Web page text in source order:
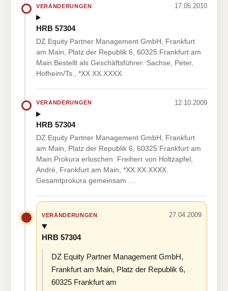
VERÄNDERUNGEN 17.05.2010
HRB 57304
DZ Equity Partner Management GmbH, Frankfurt
am Main, Platz der Republik 6, 60325 Frankfurt am
Main.Bestellt als Geschäftsführer: Sachse, Peter,
Hofheim/Ts., *XX.XX.XXXX.
VERÄNDERUNGEN 12.10.2009
HRB 57304
DZ Equity Partner Management GmbH, Frankfurt
am Main, Platz der Republik 6, 60325 Frankfurt am
Main.Prokura erloschen: Freiherr von Holtzapfel,
André, Frankfurt am Main, *XX.XX.XXXX.
Gesamtprokura gemeinsam …
VERÄNDERUNGEN 27.04.2009
HRB 57304
DZ Equity Partner Management GmbH,
Frankfurt am Main, Platz der Republik 6,
60325 Frankfurt am